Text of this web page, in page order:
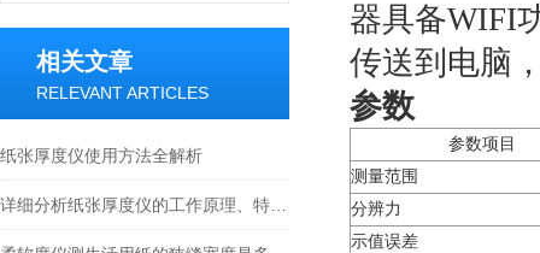
相关文章
RELEVANT ARTICLES
纸张厚度仪使用方法全解析
器具备WIFI
传送到电脑
参数
参数项目
测量范围
分辨力
示值误差